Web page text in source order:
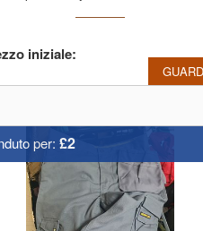
iniziale:
per: £2